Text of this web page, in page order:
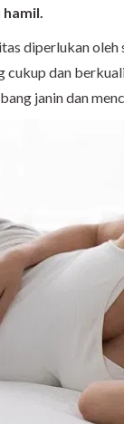
diperlukan oleh
cukup dan
janin dan